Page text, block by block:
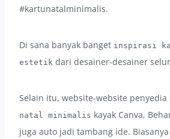
#kartunatalminimalis.
Di sana banyak banget inspirasi
estetik dari desainer-desainer
Selain itu, website-website penyedia
natal minimalis kayak Canva,
juga auto jadi tambang ide.